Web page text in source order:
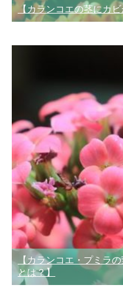
【カランコエの茎にカ
【カランコエ・プミラ
とは？】